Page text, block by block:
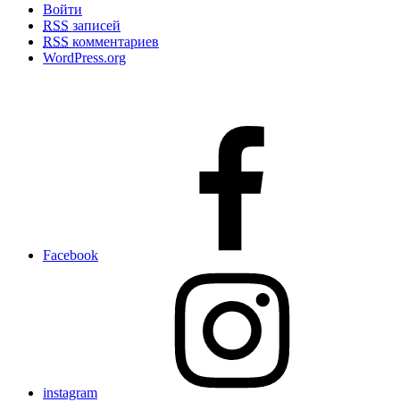
Войти
RSS записей
RSS комментариев
WordPress.org
Facebook
instagram